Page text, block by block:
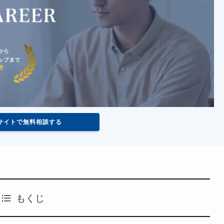
イトで無料相談する
もくじ